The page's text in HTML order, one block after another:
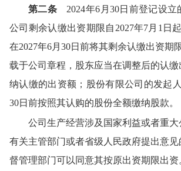
第二条 2024年6月30日前登记设立
公司剩余认缴出资期限自2027年7月1日
在2027年6月30日前将其剩余认缴出资期
载于公司章程，股东应当在调整后的认
纳认缴的出资额；股份有限公司的发起
30日前按照其认购的股份全额缴纳股款。
公司生产经营涉及国家利益或者重
有关主管部门或者省级人民政府提出意
督管理部门可以同意其按原出资期限出资